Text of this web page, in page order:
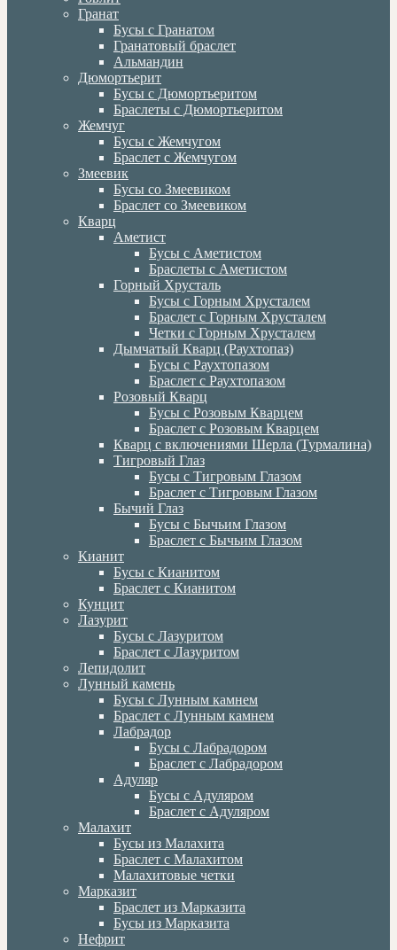
Гранат
Бусы с Гранатом
Гранатовый браслет
Альмандин
Дюмортьерит
Бусы с Дюмортьеритом
Браслеты с Дюмортьеритом
Жемчуг
Бусы с Жемчугом
Браслет с Жемчугом
Змеевик
Бусы со Змеевиком
Браслет со Змеевиком
Кварц
Аметист
Бусы с Аметистом
Браслеты с Аметистом
Горный Хрусталь
Бусы с Горным Хрусталем
Браслет с Горным Хрусталем
Четки с Горным Хрусталем
Дымчатый Кварц (Раухтопаз)
Бусы с Раухтопазом
Браслет с Раухтопазом
Розовый Кварц
Бусы с Розовым Кварцем
Браслет с Розовым Кварцем
Кварц с включениями Шерла (Турмалина)
Тигровый Глаз
Бусы с Тигровым Глазом
Браслет с Тигровым Глазом
Бычий Глаз
Бусы с Бычьим Глазом
Браслет с Бычьим Глазом
Кианит
Бусы с Кианитом
Браслет с Кианитом
Кунцит
Лазурит
Бусы с Лазуритом
Браслет с Лазуритом
Лепидолит
Лунный камень
Бусы с Лунным камнем
Браслет с Лунным камнем
Лабрадор
Бусы с Лабрадором
Браслет с Лабрадором
Адуляр
Бусы с Адуляром
Браслет с Адуляром
Малахит
Бусы из Малахита
Браслет с Малахитом
Малахитовые четки
Марказит
Браслет из Марказита
Бусы из Марказита
Нефрит